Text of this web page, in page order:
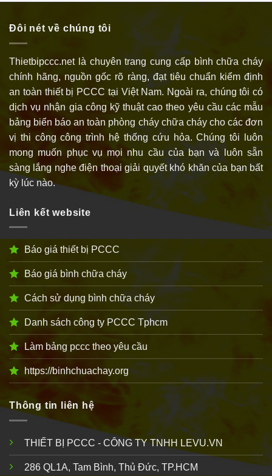
Đôi nét về chúng tôi
Thietbipccc.net là chuyên trang cung cấp bình chữa cháy
chính hãng, nguồn gốc rõ ràng, đạt tiêu chuẩn kiểm định
an toàn thiết bị PCCC tại Việt Nam. Ngoài ra, chúng tôi có
dịch vụ nhận gia công kỹ thuật cao theo yêu cầu các mẫu
bảng biển báo an toàn phòng cháy chữa cháy cho các đơn
vị thi công công trình hệ thống cứu hỏa. Chúng tôi luôn
mong muốn phục vụ mọi nhu cầu của bạn và luôn sẵn
sàng lắng nghe điện thoại giải quyết khó khăn của bạn bất
kỳ lúc nào.
Liên kết website
Báo giá thiết bị PCCC
Báo giá bình chữa cháy
Cách sử dụng bình chữa cháy
Danh sách công ty PCCC Tphcm
Làm bảng pccc theo yêu cầu
https://binhchuachay.org
Thông tin liên hệ
THIẾT BỊ PCCC - CÔNG TY TNHH LEVU.VN
286 QL1A, Tam Bình, Thủ Đức, TP.HCM